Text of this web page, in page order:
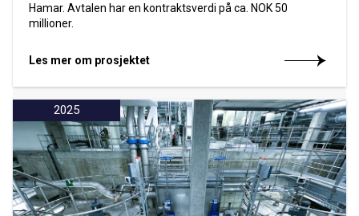
Hamar. Avtalen har en kontraktsverdi på ca. NOK 50
millioner.
Les mer om prosjektet
2025